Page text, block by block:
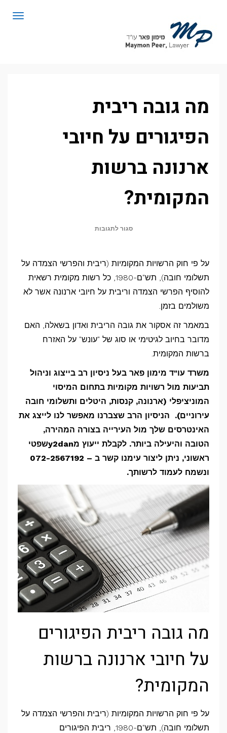
מה גובה ריבית
הפיגורים על חיובי
ארנונה ברשות
המקומית?
סגור לתגובות
ריבית
הפיגורים
על פי חוק הרשויות המקומיות (ריבית והפרשי הצמדה על
תשלומי חובה), תש"ם-1980, כל רשות מקומית רשאית
להוסיף הפרשי הצמדה וריבית על חיובי ארנונה אשר לא
משולמים בזמן.
במאמר זה אסקור את גובה הריבית ואדון בשאלה, האם
מדובר בחיוב לגיטימי או סוג של "עונש" על האזרח
ברשות המקומית.
משרד עו"ד מימון פאר בעל ניסיון רב בייצוג וניהול
תביעות מול רשויות מקומיות בתחום המיסוי
המוניציפלי (ארנונה, קנסות, היטלים ותשלומי חובה
עירוניים). הניסיון הרב שצברנו מאפשר לנו לייצג את
האינטרסים שלך מול העירייה בצורה המהירה,
הטובה והיעילה ביותר. לקבלת ייעוץ מy2danשפטי
ראשוני, ניתן ליצור עימנו קשר ב – 072-2567192
ונשמח לעמוד לרשותך.
מה גובה ריבית הפיגורים
על חיובי ארנונה ברשות
המקומית?
על פי חוק הרשויות המקומיות (ריבית והפרשי הצמדה על
תשלומי חובה), תש"ם-1980, ריבית הפיגורים